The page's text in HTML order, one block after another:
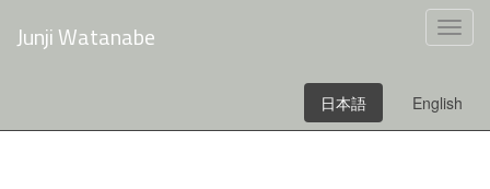
Junji Watanabe
日本語 English
Junji Watanabe
日本語 English